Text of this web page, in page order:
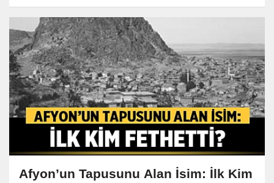
Afyon’un Tapusunu Alan İsim: İlk Kim